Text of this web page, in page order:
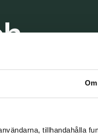
Om
tillhandahålla
två